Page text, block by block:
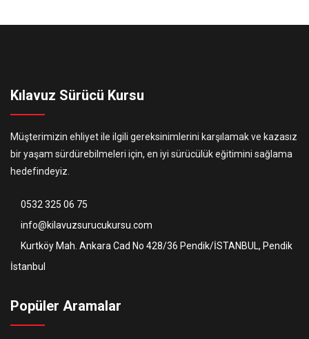
Kılavuz Sürücü Kursu
Müşterimizin ehliyet ile ilgili gereksinimlerini karşılamak ve kazasız
bir yaşam sürdürebilmeleri için, en iyi sürücülük eğitimini sağlama
hedefindeyiz.
0532 325 06 75
info@kilavuzsurucukursu.com
Kurtköy Mah. Ankara Cad No 428/36 Pendik/İSTANBUL, Pendik
İstanbul
Popüler Aramalar